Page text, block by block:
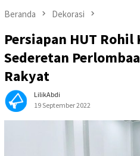
Beranda Dekorasi
Persiapan HUT Rohil
Sederetan
Rakyat
LilikAbdi
19 September 2022